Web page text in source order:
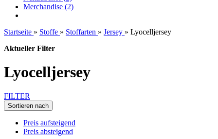
Merchandise (2)
Startseite » Stoffe » Stoffarten » Jersey » Lyocelljersey
Aktueller Filter
Lyocelljersey
FILTER
Sortieren nach
Preis aufsteigend
Preis absteigend